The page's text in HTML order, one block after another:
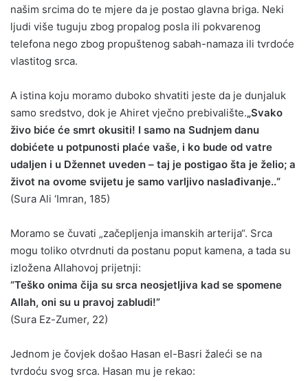
našim srcima do te mjere da je postao glavna briga. Neki
ljudi više tuguju zbog propalog posla ili pokvarenog
telefona nego zbog propuštenog sabah-namaza ili tvrdoće
vlastitog srca.
A istina koju moramo duboko shvatiti jeste da je dunjaluk
samo sredstvo, dok je Ahiret vječno prebivalište.„Svako
živo biće će smrt okusiti! I samo na Sudnjem danu
dobićete u potpunosti plaće vaše, i ko bude od vatre
udaljen i u Džennet uveden – taj je postigao šta je želio; a
život na ovome svijetu je samo varljivo naslađivanje..“
(Sura Ali ‘Imran, 185)
Moramo se čuvati „začepljenja imanskih arterija“. Srca
mogu toliko otvrdnuti da postanu poput kamena, a tada su
izložena Allahovoj prijetnji:
“Teško onima čija su srca neosjetljiva kad se spomene
Allah, oni su u pravoj zabludi!”
(Sura Ez-Zumer, 22)
Jednom je čovjek došao Hasan el-Basri žaleći se na
tvrdoću svog srca. Hasan mu je rekao: